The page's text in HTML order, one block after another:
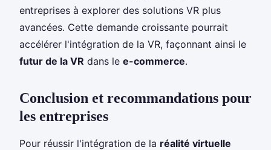
entreprises à explorer des solutions VR plus
avancées. Cette demande croissante pourrait
accélérer l'intégration de la VR, façonnant ainsi le
futur de la VR dans le e-commerce.
Conclusion et recommandations pour
les entreprises
Pour réussir l'intégration de la réalité virtuelle